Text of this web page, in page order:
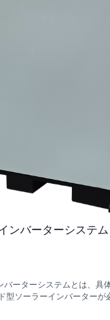
ンバーターシステ
バーターシステムとは、具
型ソーラーインバーターが